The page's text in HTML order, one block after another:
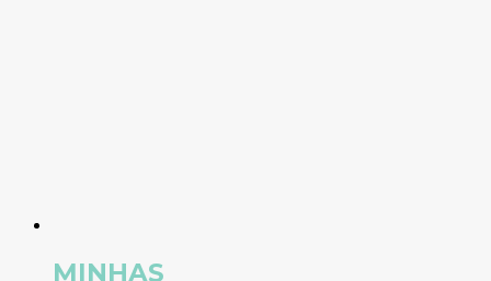
MINHAS